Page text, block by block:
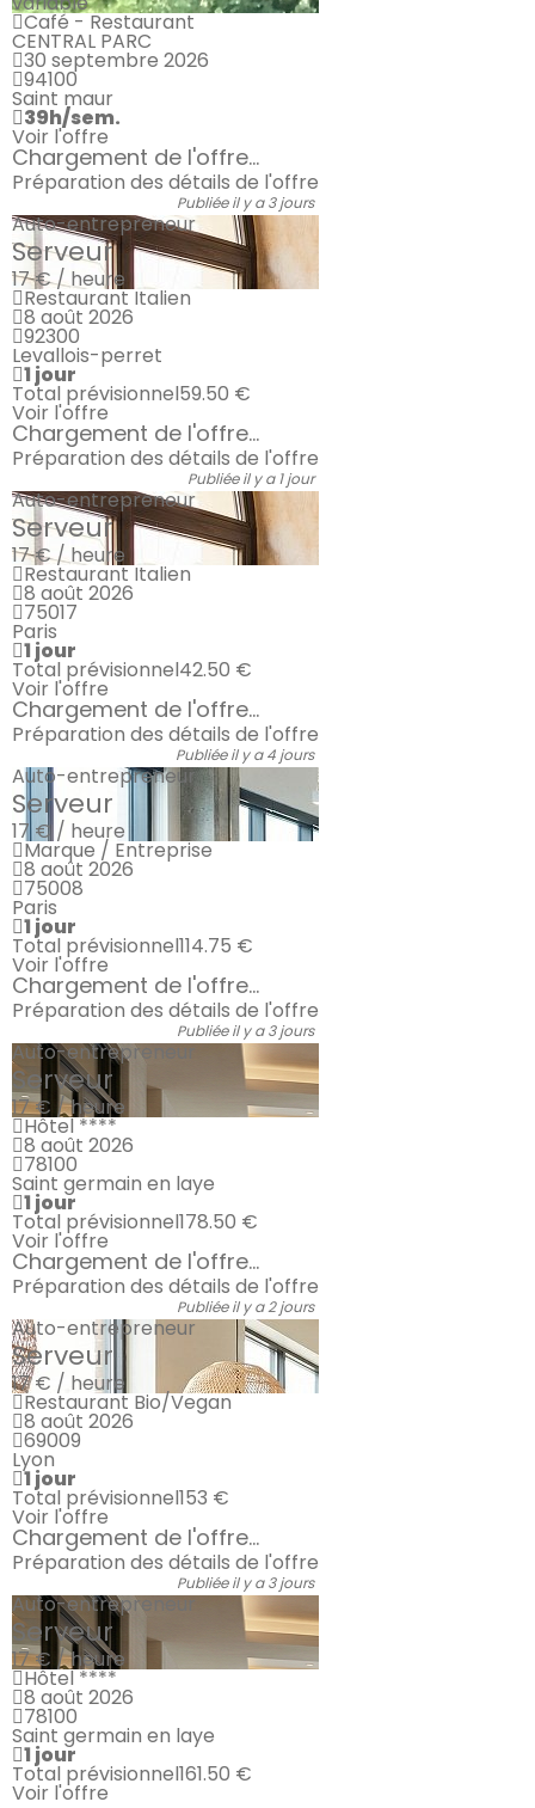
Café - Restaurant
CENTRAL PARC
30 septembre 2026
94100
Saint maur
39h/sem.
Voir l'offre
Chargement de l'offre...
Préparation des détails de l'offre
Publiée il y a 3 jours
Auto-entrepreneur
Serveur
17 € / heure
Restaurant Italien
8 août 2026
92300
Levallois-perret
1 jour
Total prévisionnel59.50 €
Voir l'offre
Chargement de l'offre...
Préparation des détails de l'offre
Publiée il y a 1 jour
Auto-entrepreneur
Serveur
17 € / heure
Restaurant Italien
8 août 2026
75017
Paris
1 jour
Total prévisionnel42.50 €
Voir l'offre
Chargement de l'offre...
Préparation des détails de l'offre
Publiée il y a 4 jours
Auto-entrepreneur
Serveur
17 € / heure
Marque / Entreprise
8 août 2026
75008
Paris
1 jour
Total prévisionnel114.75 €
Voir l'offre
Chargement de l'offre...
Préparation des détails de l'offre
Publiée il y a 3 jours
Auto-entrepreneur
Serveur
17 € / heure
Hôtel ****
8 août 2026
78100
Saint germain en laye
1 jour
Total prévisionnel178.50 €
Voir l'offre
Chargement de l'offre...
Préparation des détails de l'offre
Publiée il y a 2 jours
Auto-entrepreneur
Serveur
17 € / heure
Restaurant Bio/Vegan
8 août 2026
69009
Lyon
1 jour
Total prévisionnel153 €
Voir l'offre
Chargement de l'offre...
Préparation des détails de l'offre
Publiée il y a 3 jours
Auto-entrepreneur
Serveur
17 € / heure
Hôtel ****
8 août 2026
78100
Saint germain en laye
1 jour
Total prévisionnel161.50 €
Voir l'offre